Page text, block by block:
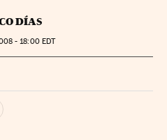
DÍAS
- 18:00EDT
Sociales